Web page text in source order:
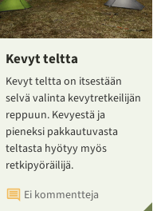
Kevyt teltta
Kevyt teltta on itsestään
selvä valinta kevytretkeilijän
reppuun. Kevyestä ja
pieneksi pakkautuvasta
teltasta hyötyy myös
retkipyöräilijä.
Ei kommentteja